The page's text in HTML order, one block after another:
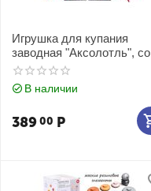
Игрушка для купания
заводная "Аксолотль", со
светом, в ассортименте
В наличии
38900 Р